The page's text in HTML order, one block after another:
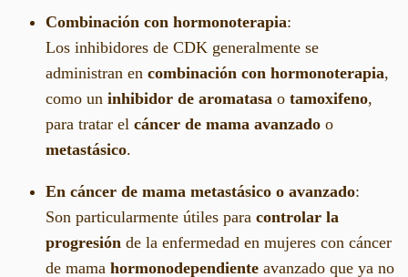
Combinación con hormonoterapia:
Los inhibidores de CDK generalmente se
administran en combinación con hormonoterapia,
como un inhibidor de aromatasa o tamoxifeno,
para tratar el cáncer de mama avanzado o
metastásico.
En cáncer de mama metastásico o avanzado:
Son particularmente útiles para controlar la
progresión de la enfermedad en mujeres con cáncer
de mama hormonodependiente avanzado que ya no